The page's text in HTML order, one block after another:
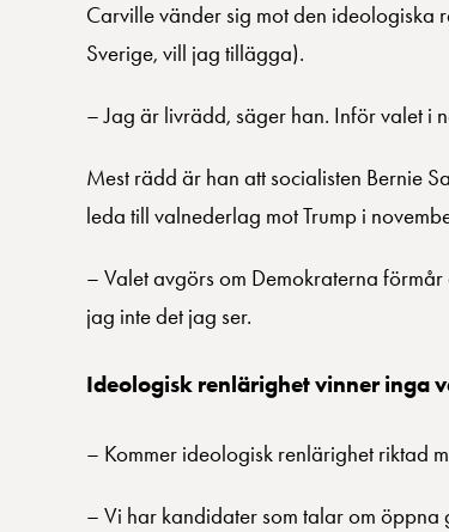
Carville vänder sig mot den ideologiska
Sverige, vill jag tillägga).
– Jag är livrädd, säger han. Inför valet i
Mest rädd är han att socialisten Bernie
leda till valnederlag mot Trump i
– Valet avgörs om Demokraterna förmår
jag inte det jag ser.
Ideologisk renlärighet vinner inga
– Kommer ideologisk renlärighet riktad
– Vi har kandidater som talar om